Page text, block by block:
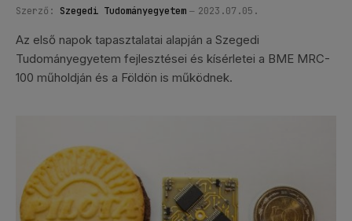
Szerző: Szegedi Tudományegyetem 2023.07.05.
Az első napok tapasztalatai alapján a Szegedi
Tudományegyetem fejlesztései és kísérletei a BME MRC-
100 műholdján és a Földön is működnek.